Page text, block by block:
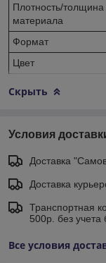
Плотность/толщина
материала
Формат
Цвет
Скрыть
Условия
Доставка
Доставка
Транспортная
500р. без учета
Все условия